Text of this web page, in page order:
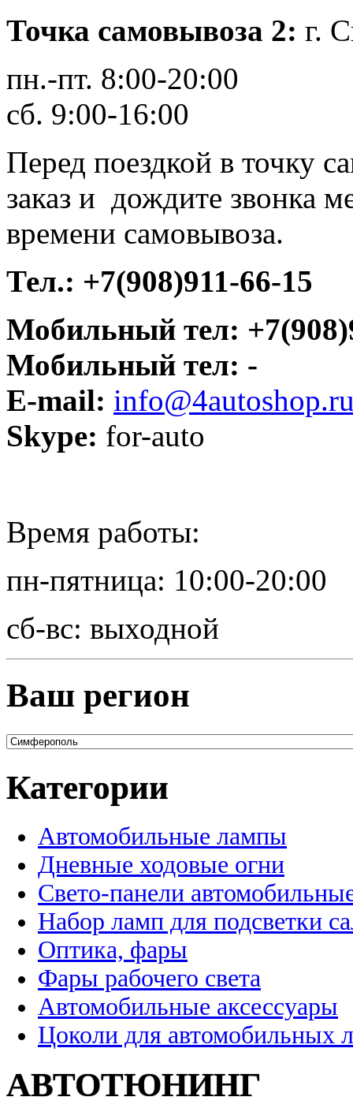
Точка самовывоза 2: г.
пн.-пт. 8:00-20:00
сб. 9:00-16:00
Перед поездкой в точку
заказ и дождите звонка
времени самовывоза.
Тел.: +7(908)911-66-15
Мобильный тел:
Мобильный тел: -
E-mail:
Skype: for-auto
Время работы:
пн-пятница: 10:00-20:00
сб-вс: выходной
Ваш регион
Категории
Автомобильные лампы
Дневные ходовые огни
Свето-панели
Набор ламп для подсветки
Оптика, фары
Фары рабочего света
Автомобильные аксессуары
Цоколи для автомобильных
АВТОТЮНИНГ